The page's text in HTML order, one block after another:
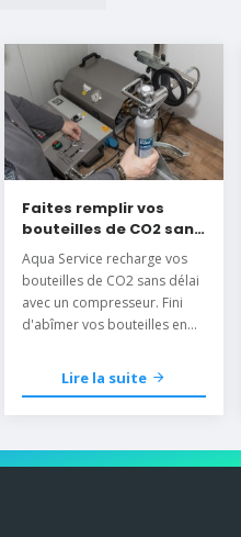
Faites remplir vos
bouteilles de CO2 sans
délai
Aqua Service recharge vos
bouteilles de CO2 sans délai
avec un compresseur. Fini
d'abîmer vos bouteilles en
Lire la suite